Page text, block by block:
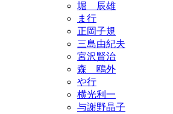
堀 辰雄
ま行
正岡子規
三島由紀夫
宮沢賢治
森 鴎外
や行
横光利一
与謝野晶子